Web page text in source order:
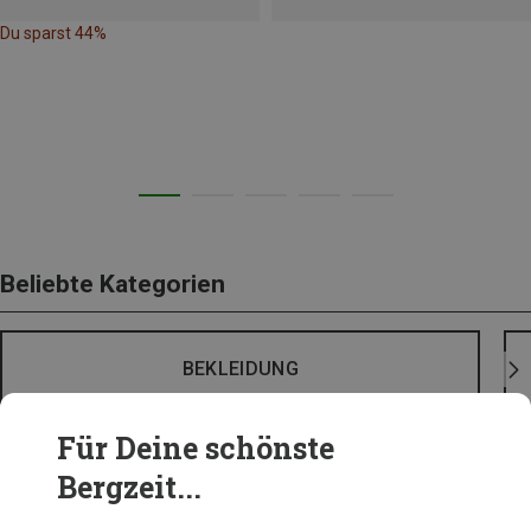
Du sparst 44%
Beliebte Kategorien
BEKLEIDUNG
Für Deine schönste
Bergzeit...